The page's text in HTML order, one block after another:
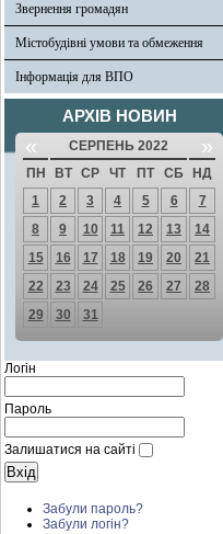
Звернення громадян
Містобудівні умови та обмеження
Інформація для ВПО
АРХІВ НОВИН
« СЕРПЕНЬ 2022 »
ПН ВТ СР ЧТ ПТ СБ
НД
1
2 3 4 5 6
7
8
9 10 11 12 13
14
15
16 17 18 19 20
21
22
23 24 25 26 27
28
29
30 31
Логін
Пароль
Залишатися на сайті
Забули пароль?
Забули логін?